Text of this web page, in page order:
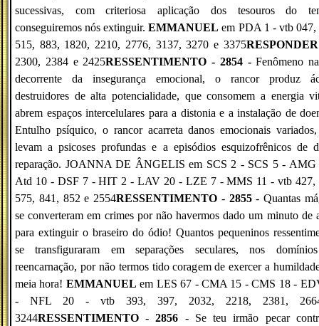
sucessivas, com criteriosa aplicação dos tesouros do
conseguiremos nós extinguir.EMMANUEL em PDA 1 - vtb 047,
515, 883, 1820, 2210, 2776, 3137, 3270 e 3375RESPONDER
2300, 2384 e 2425RESSENTIMENTO - 2854 -Fenômeno
decorrente da insegurança emocional, o rancor produz
destruidores de alta potencialidade, que consomem a energia
abrem espaços intercelulares para a distonia e a instalação de
Entulho psíquico, o rancor acarreta danos emocionais
levam a psicoses profundas e a episódios esquizofrênicos de
reparação. JOANNA DE ÂNGELIS em SCS 2 - SCS 5 - AMG
Atd 10 - DSF 7 - HIT 2 - LAV 20 - LZE 7 - MMS 11 - vtb 427,
575, 841, 852 e 2554RESSENTIMENTO - 2855- Quantas
se converteram em crimes por não havermos dado um minuto de
para extinguir o braseiro do ódio! Quantos pequeninos
se transfiguraram em separações seculares, nos
reencarnação, por não termos tido coragem de exercer a
meia hora! EMMANUEL em LES 67 - CMA 15 - CMS 18 -
- NFL 20 - vtb 393, 397, 2032, 2218, 2381,
3244RESSENTIMENTO -2856 - Se teu irmão pecar